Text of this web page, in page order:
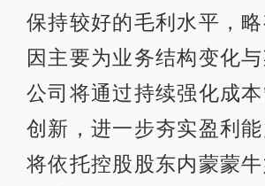
保持较好的毛利水平，
因主要为业务结构变化与
公司将通过持续强化成
创新，进一步夯实盈利能
将依托控股股东内蒙蒙